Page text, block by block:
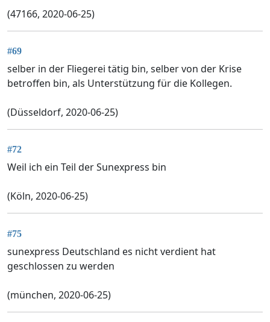
(47166, 2020-06-25)
#69
selber in der Fliegerei tätig bin, selber von der Krise
betroffen bin, als Unterstützung für die Kollegen.
(Düsseldorf, 2020-06-25)
#72
Weil ich ein Teil der Sunexpress bin
(Köln, 2020-06-25)
#75
sunexpress Deutschland es nicht verdient hat
geschlossen zu werden
(münchen, 2020-06-25)